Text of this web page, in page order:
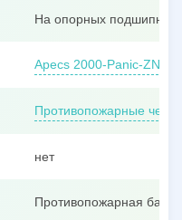
На опорных
Apecs 2000-Panic-ZN,
Противопожарные
нет
Противопожарная